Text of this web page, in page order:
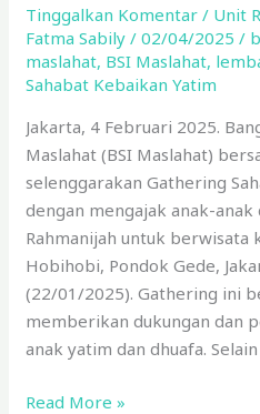
Tinggalkan Komentar / Unit
Fatma Sabily/02/04/2025/
maslahat, BSI Maslahat,
Sahabat Kebaikan Yatim
Jakarta, 4 Februari 2025.
Maslahat (BSI Maslahat)
selenggarakan Gathering
dengan mengajak anak-anak
Rahmanijah untuk berwisata
Hobihobi, Pondok Gede,
(22/01/2025). Gathering ini
memberikan dukungan dan
anak yatim dan dhuafa.
Read More »